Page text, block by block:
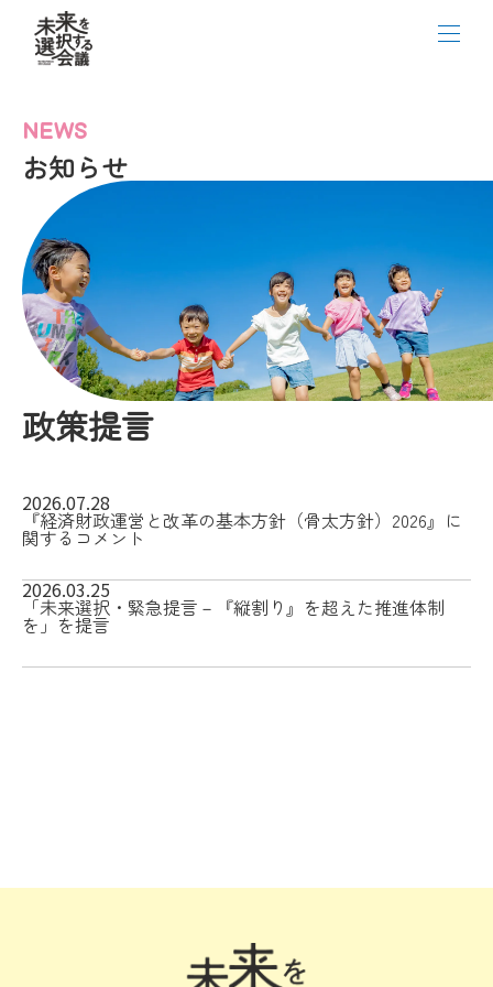
NEWS
お知らせ
政策提言
2026.07.28
『経済財政運営と改革の基本方針（骨太方針）2026』に
関するコメント
2026.03.25
「未来選択・緊急提言－『縦割り』を超えた推進体制
を」を提言